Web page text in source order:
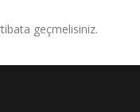
geçmelisiniz.